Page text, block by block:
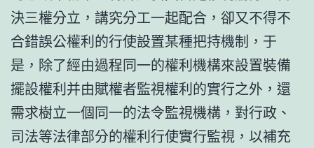
決三權分立，講究分工一起配合，卻又不得不
合錯誤公權利的行使設置某種把持機制，于
是，除了經由過程同一的權利機構來設置裝備
擺設權利并由賦權者監視權利的實行之外，還
需求樹立一個同一的法令監視機構，對行政、
司法等法律部分的權利行使實行監視，以補充